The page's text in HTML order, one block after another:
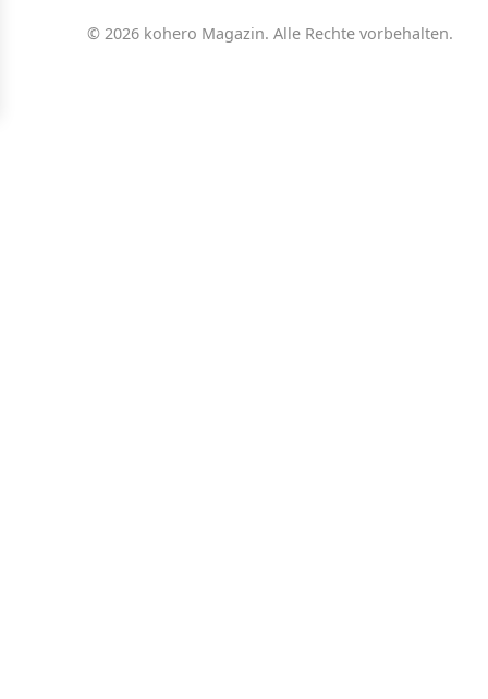
© 2026 kohero Magazin. Alle Rechte vorbehalten.